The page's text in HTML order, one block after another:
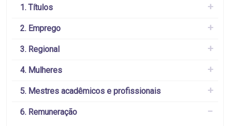
1. Títulos
2. Emprego
3. Regional
4. Mulheres
5. Mestres acadêmicos e profissionais
6. Remuneração